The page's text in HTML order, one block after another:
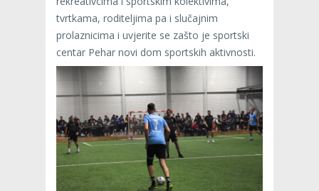
tvrtkama, roditeljima pa i slučajnim
prolaznicima i uvjerite se zašto je sportski
centar Pehar novi dom sportskih aktivnosti.